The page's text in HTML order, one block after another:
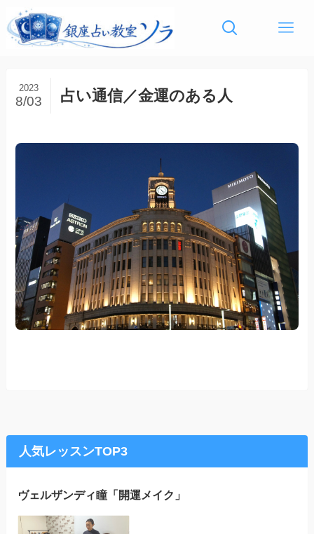
占い通信／金運のある人
2023
8/03
人気レッスンTOP3
ヴェルザンディ瞳「開運メイク」